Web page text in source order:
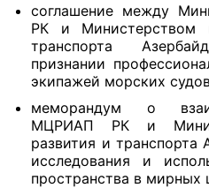
соглашение между
РК и Министерством
транспорта
признании
экипажей морских
меморандум о
МЦРИАП РК и
развития и транспорта
исследования и
пространства в мирных